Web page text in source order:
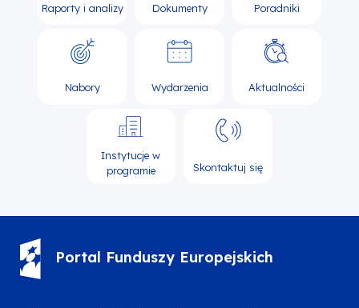
Raporty i analizy Dokumenty Poradniki
Nabory Wydarzenia Aktualności
Instytucje w
programie
Skontaktuj się
Portal Funduszy Europejskich